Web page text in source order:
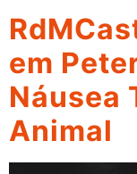
em
Náusea
Animal